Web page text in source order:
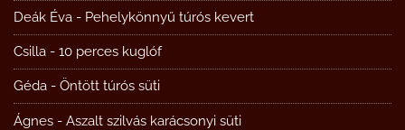
Deák Éva - Pehelykönnyű túrós kevert
Csilla - 10 perces kuglóf
Géda - Öntött túrós süti
Ágnes - Aszalt szilvás karácsonyi süti